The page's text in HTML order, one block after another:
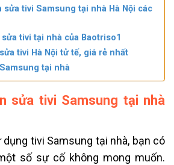
sửa tivi Samsung tại nhà Hà Nội các
tivi tại nhà của Baotriso1
tivi Hà Nội tử tế, giá rẻ nhất
tại nhà
sửa tivi Samsung tại nhà
tivi Samsung tại nhà, bạn có
số sự cố không mong muốn.